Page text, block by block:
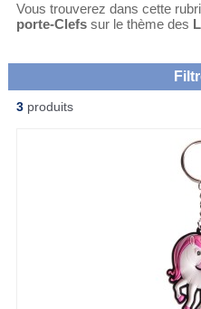
Vous trouverez dans cette
porte-Clefs sur le thème des
3 produits